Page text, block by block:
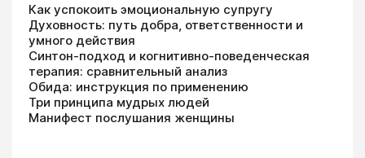
Как успокоить эмоциональную супругу
Духовность: путь добра, ответственности и
умного действия
Синтон-подход и когнитивно-поведенческая
терапия: сравнительный анализ
Обида: инструкция по применению
Три принципа мудрых людей
Манифест послушания женщины